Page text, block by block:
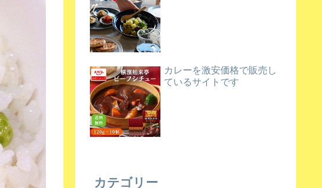
カレーを激安価格で販売し
ているサイトです
カテゴリー